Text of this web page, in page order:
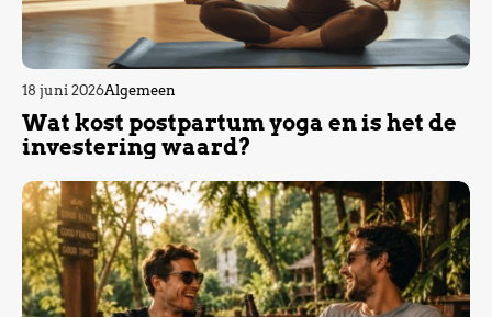
18 juni 2026Algemeen
Wat kost postpartum yoga en is het de
investering waard?